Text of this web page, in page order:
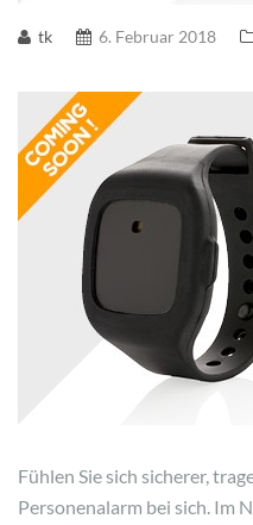
tk 6. Februar 2018
Fühlen Sie sich sicherer,
Personenalarm bei sich. Im